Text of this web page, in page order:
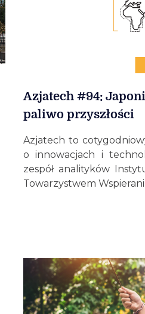
Azjatech #94:
paliwo przyszłości
Azjatech to
o innowacjach i
zespół analityków
Towarzystwem